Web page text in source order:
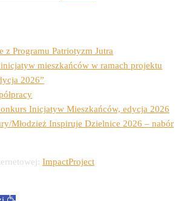
z Programu Patriotyzm Jutra
mieszkańców w ramach projektu
2026”
Inicjatyw Mieszkańców, edycja 2026
Młodzież Inspiruje Dzielnice 2026 – nabór
ImpactProject